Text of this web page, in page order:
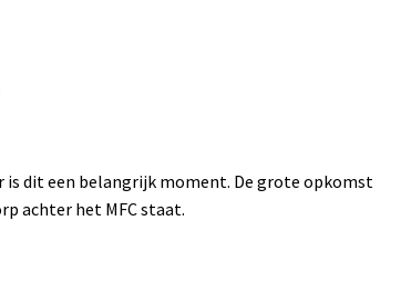
is dit een belangrijk moment. De grote opkomst
achter het MFC staat.